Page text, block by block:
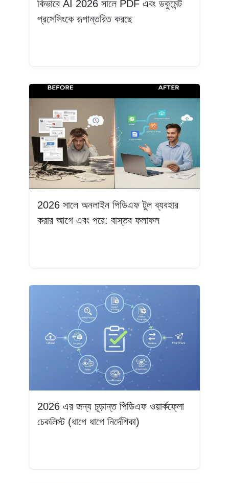
কিভাবে AI 2026 সালে PDF এবং ডকুমেন্ট
প্রসেসিংকে রূপান্তরিত করছে
2026 সালে অনলাইন পিডিএফ টুল ব্যবহার
করার আগে এবং পরে: বাস্তব ফলাফল
2026 এর জন্য চূড়ান্ত পিডিএফ ওয়ার্কফ্লো
চেকলিস্ট (ধাপে ধাপে নির্দেশিকা)